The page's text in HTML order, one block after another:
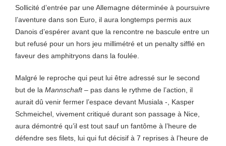
Sollicité d’entrée par une Allemagne déterminée à poursuivre
l’aventure dans son Euro, il aura longtemps permis aux
Danois d’espérer avant que la rencontre ne bascule entre un
but refusé pour un hors jeu millimétré et un penalty sifflé en
faveur des amphitryons dans la foulée.
Malgré le reproche qui peut lui être adressé sur le second
but de la Mannschaft– pas dans le rythme de l’action, il
aurait dû venir fermer l’espace devant Musiala -, Kasper
Schmeichel, vivement critiqué durant son passage à Nice,
aura démontré qu’il est tout sauf un fantôme à l’heure de
défendre ses filets, lui qui fut décisif à 7 reprises à l’heure de